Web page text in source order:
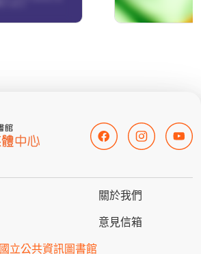
關於我們
意見信箱
國立公共資訊圖書館